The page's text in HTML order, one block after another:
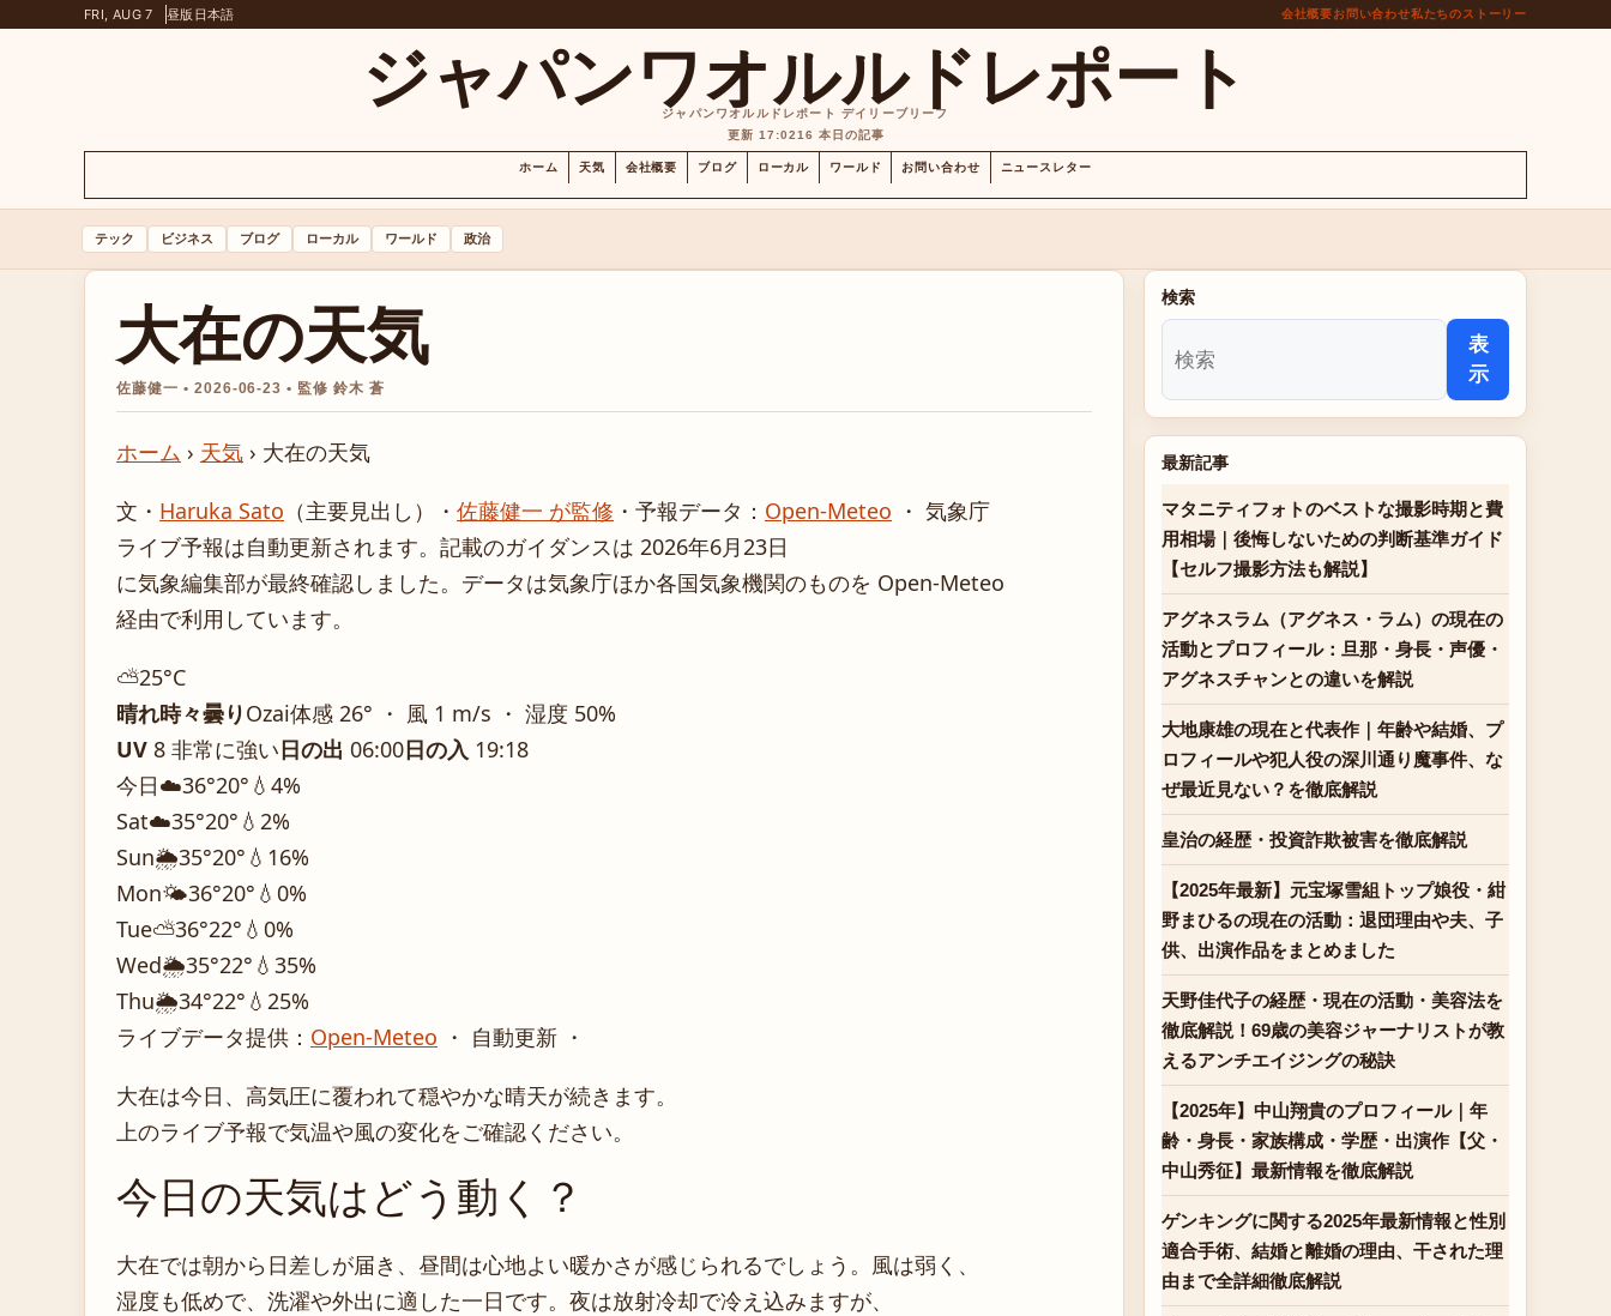
FRI, AUG 7 昼版 日本語 会社概要お問い合わせ私たちのストーリー
ジャパンワオルルドレポート
ジャパンワオルルドレポート デイリーブリーフ
更新 17:0216 本日の記事
ホーム 天気 会社概要 ブログ ローカル ワールド お問い合わせ ニュースレター
テック ビジネス ブログ ローカル ワールド 政治
大在の天気
佐藤健一 • 2026-06-23 • 監修 鈴木 蒼
ホーム › 天気 › 大在の天気
文・ Haruka Sato （主要見出し） ・ 佐藤健一 が監修 ・ 予報データ： Open-Meteo ・ 気象庁
ライブ予報は自動更新されます。記載のガイダンスは 2026年6月23日
に気象編集部が最終確認しました。データは気象庁ほか各国気象機関のものを Open-Meteo
経由で利用しています。
⛅25°C
晴れ時々曇りOzai体感 26° ・ 風 1 m/s ・ 湿度 50%
UV 8 非常に強い日の出 06:00日の入 19:18
今日☁️36°20° 💧4%
Sat☁️35°20° 💧2%
Sun🌦️35°20° 💧16%
Mon🌤️36°20° 💧0%
Tue⛅36°22° 💧0%
Wed🌦️35°22° 💧35%
Thu🌦️34°22° 💧25%
ライブデータ提供： Open-Meteo ・ 自動更新 ・
大在は今日、高気圧に覆われて穏やかな晴天が続きます。
上のライブ予報で気温や風の変化をご確認ください。
今日の天気はどう動く？
大在では朝から日差しが届き、昼間は心地よい暖かさが感じられるでしょう。風は弱く、
湿度も低めで、洗濯や外出に適した一日です。夜は放射冷却で冷え込みますが、
検索
表
示
最新記事
マタニティフォトのベストな撮影時期と費
用相場｜後悔しないための判断基準ガイド
【セルフ撮影方法も解説】
アグネスラム（アグネス・ラム）の現在の
活動とプロフィール：旦那・身長・声優・
アグネスチャンとの違いを解説
大地康雄の現在と代表作｜年齢や結婚、プ
ロフィールや犯人役の深川通り魔事件、な
ぜ最近見ない？を徹底解説
皇治の経歴・投資詐欺被害を徹底解説
【2025年最新】元宝塚雪組トップ娘役・紺
野まひるの現在の活動：退団理由や夫、子
供、出演作品をまとめました
天野佳代子の経歴・現在の活動・美容法を
徹底解説！69歳の美容ジャーナリストが教
えるアンチエイジングの秘訣
【2025年】中山翔貴のプロフィール｜年
齢・身長・家族構成・学歴・出演作【父・
中山秀征】最新情報を徹底解説
ゲンキングに関する2025年最新情報と性別
適合手術、結婚と離婚の理由、干された理
由まで全詳細徹底解説